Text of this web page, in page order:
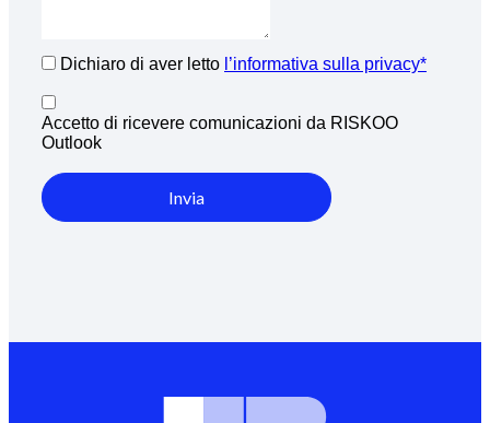
Dichiaro di aver letto l’informativa sulla privacy*
Accetto di ricevere comunicazioni da RISKOO
Outlook
Invia